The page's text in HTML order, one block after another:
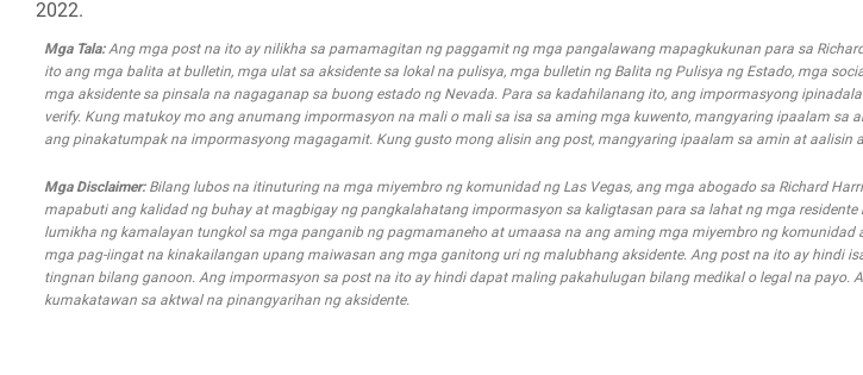
2022.
Mga Tala:Ang mga post na ito ay nilikha sa pamamagitan ng paggamit ng mga pangalawang mapagkukunan para sa
ito ang mga balita at bulletin, mga ulat sa aksidente sa lokal na pulisya, mga bulletin ng Balita ng Pulisya ng Estado, mga
mga aksidente sa pinsala na nagaganap sa buong estado ng Nevada. Para sa kadahilanang ito, ang impormasyong
verify. Kung matukoy mo ang anumang impormasyon na mali o mali sa isa sa aming mga kuwento, mangyaring ipaalam sa
ang pinakatumpak na impormasyong magagamit. Kung gusto mong alisin ang post, mangyaring ipaalam sa amin at aalisin
Mga Disclaimer:Bilang lubos na itinuturing na mga miyembro ng komunidad ng Las Vegas, ang mga abogado sa Richard
mapabuti ang kalidad ng buhay at magbigay ng pangkalahatang impormasyon sa kaligtasan para sa lahat ng mga
lumikha ng kamalayan tungkol sa mga panganib ng pagmamaneho at umaasa na ang aming mga miyembro ng
mga pag-iingat na kinakailangan upang maiwasan ang mga ganitong uri ng malubhang aksidente. Ang post na ito ay hindi
tingnan bilang ganoon. Ang impormasyon sa post na ito ay hindi dapat maling pakahulugan bilang medikal o legal na payo.
kumakatawan sa aktwal na pinangyarihan ng aksidente.